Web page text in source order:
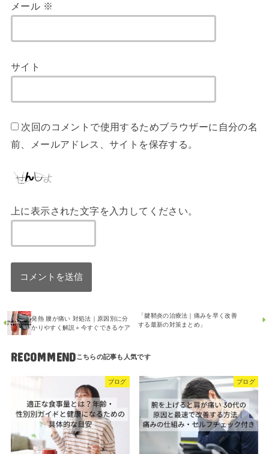
メール ※
サイト
次回のコメントで使用するためブラウザーに自分の名
前、メールアドレス、サイトを保存する。
上に表示された文字を入力してください。
発熱 腰が痛い 対処法｜原因別に分
かりやすく解説＋今すぐできるケア
「腱鞘炎の治療法｜痛みを早く改善
する最新の対策まとめ」
RECOMMEND
ブログ ブログ